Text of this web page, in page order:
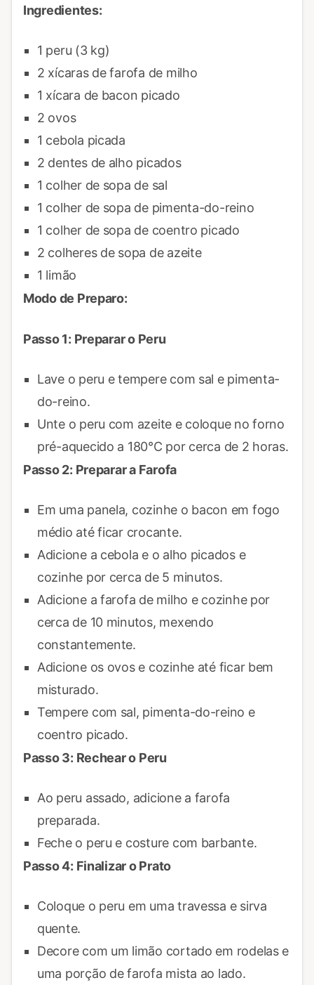
Ingredientes:
1 peru (3 kg)
2 xícaras de farofa de milho
1 xícara de bacon picado
2 ovos
1 cebola picada
2 dentes de alho picados
1 colher de sopa de sal
1 colher de sopa de pimenta-do-reino
1 colher de sopa de coentro picado
2 colheres de sopa de azeite
1 limão
Modo de Preparo:
Passo 1: Preparar o Peru
Lave o peru e tempere com sal e pimenta-
do-reino.
Unte o peru com azeite e coloque no forno
pré-aquecido a 180°C por cerca de 2 horas.
Passo 2: Preparar a Farofa
Em uma panela, cozinhe o bacon em fogo
médio até ficar crocante.
Adicione a cebola e o alho picados e
cozinhe por cerca de 5 minutos.
Adicione a farofa de milho e cozinhe por
cerca de 10 minutos, mexendo
constantemente.
Adicione os ovos e cozinhe até ficar bem
misturado.
Tempere com sal, pimenta-do-reino e
coentro picado.
Passo 3: Rechear o Peru
Ao peru assado, adicione a farofa
preparada.
Feche o peru e costure com barbante.
Passo 4: Finalizar o Prato
Coloque o peru em uma travessa e sirva
quente.
Decore com um limão cortado em rodelas e
uma porção de farofa mista ao lado.